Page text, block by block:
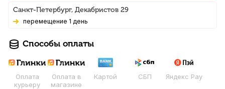
Санкт-Петербург, Декабристов 29
Перемещение 1 день
Способы оплаты
Оплата
курьеру
Оплата в
магазине
Картой СБП Яндекс Pay